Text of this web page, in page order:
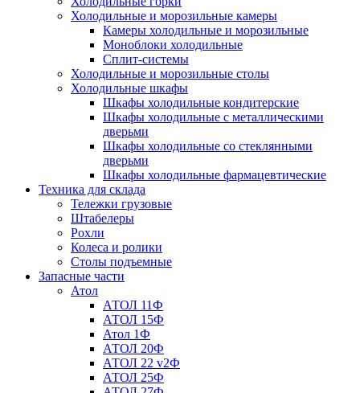
Холодильные и морозильные камеры
Камеры холодильные и морозильные
Моноблоки холодильные
Сплит-системы
Холодильные и морозильные столы
Холодильные шкафы
Шкафы холодильные кондитерские
Шкафы холодильные с металлическими
дверьми
Шкафы холодильные со стеклянными
дверьми
Шкафы холодильные фармацевтические
Техника для склада
Тележки грузовые
Штабелеры
Рохли
Колеса и ролики
Столы подъемные
Запасные части
Атол
АТОЛ 11Ф
АТОЛ 15Ф
Атол 1Ф
АТОЛ 20Ф
АТОЛ 22 v2Ф
АТОЛ 25Ф